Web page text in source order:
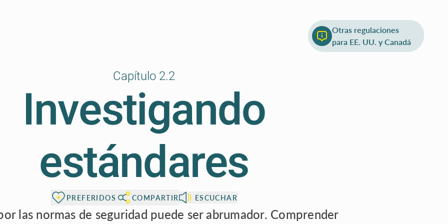
Subcapítulo anterior
Capítulo 2.2
Investigando
estándares
PREFERIDOS COMPARTIR ESCUCHAR
las normas de seguridad puede ser abrumador. Comprender
Norma tipo A
Otras regulaciones
para EE. UU. y Canadá